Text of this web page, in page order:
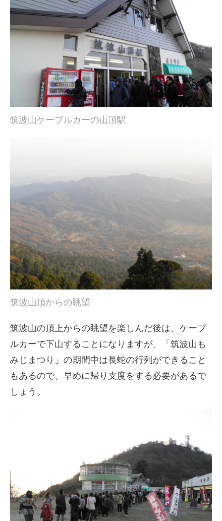
筑波山ケーブルカーの山頂駅
筑波山頂からの眺望
筑波山の頂上からの眺望を楽しんだ後は、ケーブ
ルカーで下山することになりますが、「筑波山も
みじまつり」の期間中は長蛇の行列ができること
もあるので、早めに帰り支度をする必要があるで
しょう。